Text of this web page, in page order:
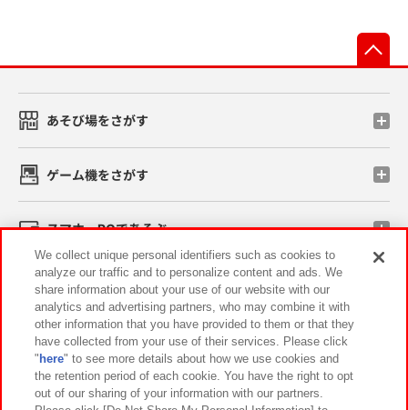
あそび場をさがす
ゲーム機をさがす
スマホ・PCであそぶ
イベント・キャンペーン
関連会社 サステナビリティ サイトポリシー
プライバシーポリシー ウェブアクセシビリティ方針と検証結果
We collect unique personal identifiers such as cookies to
analyze our traffic and to personalize content and ads. We
share information about your use of our website with our
analytics and advertising partners, who may combine it with
other information that you have provided to them or that they
have collected from your use of their services. Please click
" here" to see more details about how we use cookies and
the retention period of each cookie. You have the right to opt
out of our sharing of your information with our partners.